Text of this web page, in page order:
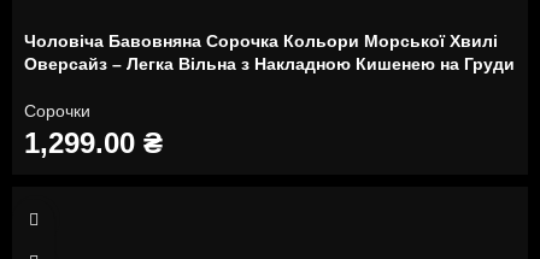
Чоловіча Бавовняна Сорочка Кольори Морської Хвилі
Оверсайз – Легка Вільна з Накладною Кишенею на Груди
Сорочки
1,299.00 ₴
S